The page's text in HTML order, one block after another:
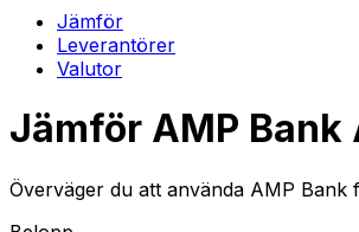
Jämför
Leverantörer
Valutor
Jämför AMP Bank
Överväger du att använda AMP